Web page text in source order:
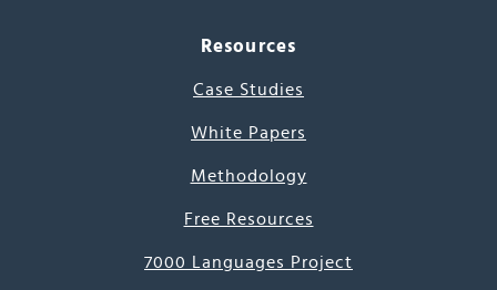
Resources
Case Studies
White Papers
Methodology
Free Resources
7000 Languages Project